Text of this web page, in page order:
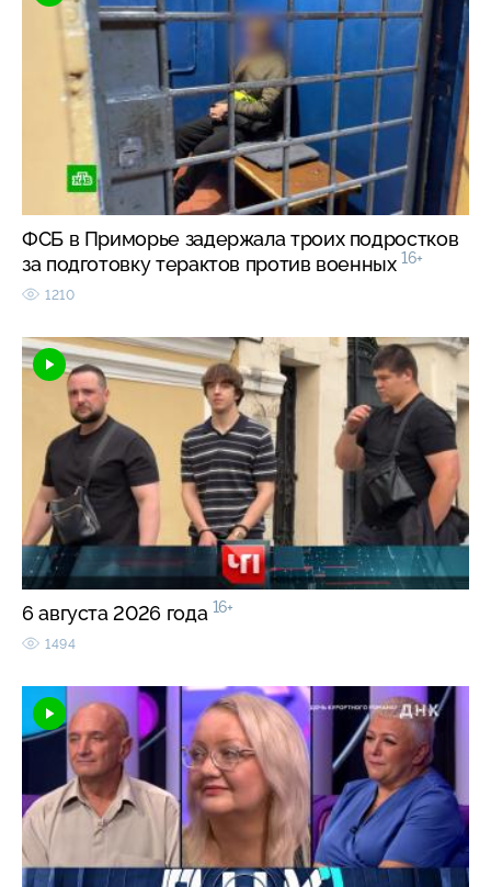
ФСБ в Приморье задержала троих подростков
за подготовку терактов против военных 16+
1210
6 августа 2026 года 16+
1494